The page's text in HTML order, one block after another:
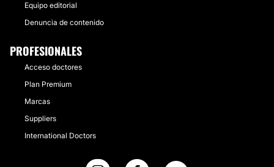
Equipo editorial
Denuncia de contenido
PROFESIONALES
Acceso doctores
Plan Premium
Marcas
Suppliers
International Doctors